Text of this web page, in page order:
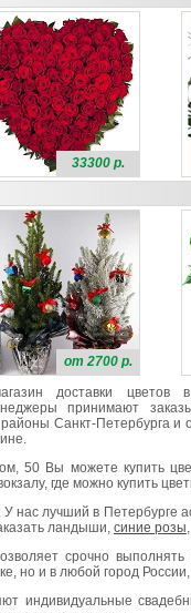
33300 р.
от 2700 р.
доставки
принимают
Санкт-Петербурга и
50 Вы можете купить
где можно купить
У нас лучший в Петербурге
ландыши, синие розы,
срочно
но и в любой город
индивидуальные